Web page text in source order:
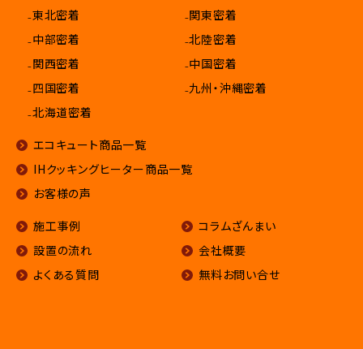
₋東北密着
₋関東密着
₋中部密着
₋北陸密着
₋関西密着
₋中国密着
₋四国密着
₋九州・沖縄密着
₋北海道密着
エコキュート商品一覧
IHクッキングヒーター商品一覧
お客様の声
施工事例
設置の流れ
よくある質問
コラムざんまい
会社概要
無料お問い合せ